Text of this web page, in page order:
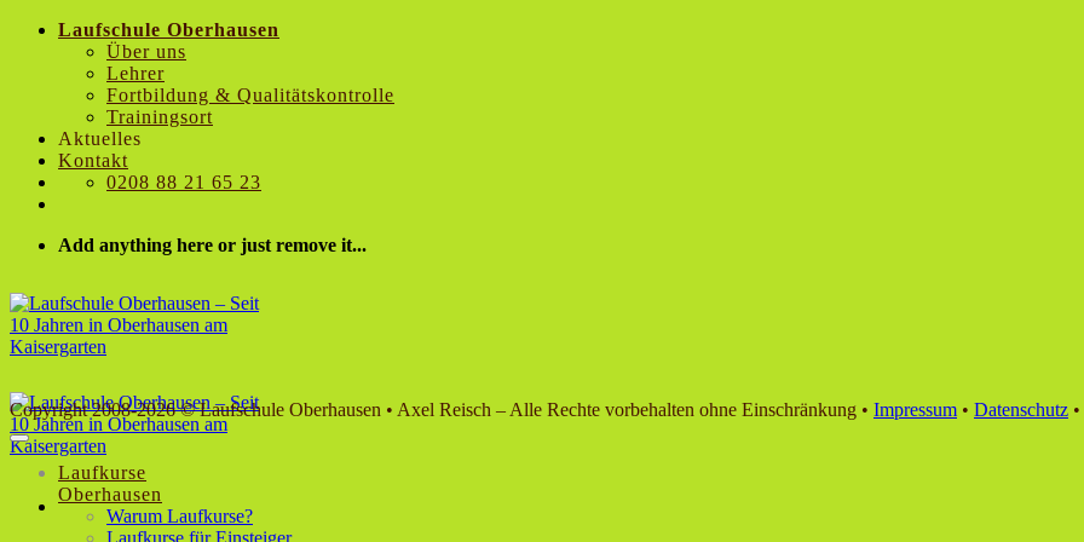
Zum
Laufschule Oberhausen
Über uns
Lehrer
Fortbildung & Qualitätskontrolle
Trainingsort
Aktuelles
Kontakt
0208 88 21 65 23
Add anything here or just remove it...
Copyright 2008-2026 © Laufschule Oberhausen • Axel Reisch – Alle Rechte vorbehalten ohne Einschränkung • Impressum • Datenschutz •
Laufkurse
Oberhausen
Warum Laufkurse?
Laufkurse für Einsteiger